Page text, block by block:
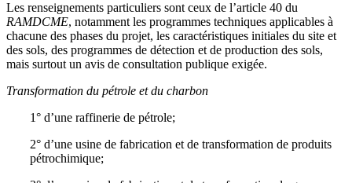
Les renseignements particuliers sont ceux de l’article 40 du
RAMDCME, notamment les programmes techniques applicables à
chacune des phases du projet, les caractéristiques initiales du site et
des sols, des programmes de détection et de production des sols,
mais surtout un avis de consultation publique exigée.
Transformation du pétrole et du charbon
1° d’une raffinerie de pétrole;
2° d’une usine de fabrication et de transformation de produits
pétrochimique;